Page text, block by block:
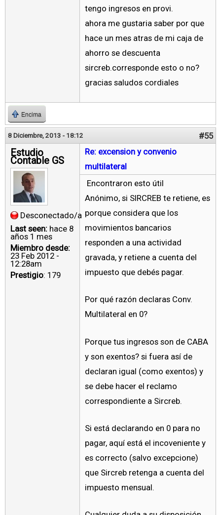
tengo ingresos en provi.
ahora me gustaria saber por que
hace un mes atras de mi caja de
ahorro se descuenta
sircreb.corresponde esto o no?
gracias saludos cordiales
Encima
8 Diciembre, 2013 - 18:12 #55
Estudio
Contable GS
Desconectado/a
Last seen: hace 8
años 1 mes
Miembro desde:
23 Feb 2012 -
12:28am
Prestigio: 179
Re: excension y convenio
multilateral
Encontraron esto útil
Anónimo, si SIRCREB te retiene, es
porque considera que los
movimientos bancarios
responden a una actividad
gravada, y retiene a cuenta del
impuesto que debés pagar.
Por qué razón declaras Conv.
Multilateral en 0?
Porque tus ingresos son de CABA
y son exentos? si fuera así de
declaran igual (como exentos) y
se debe hacer el reclamo
correspondiente a Sircreb.
Si está declarando en 0 para no
pagar, aquí está el incoveniente y
es correcto (salvo excepcione)
que Sircreb retenga a cuenta del
impuesto mensual.